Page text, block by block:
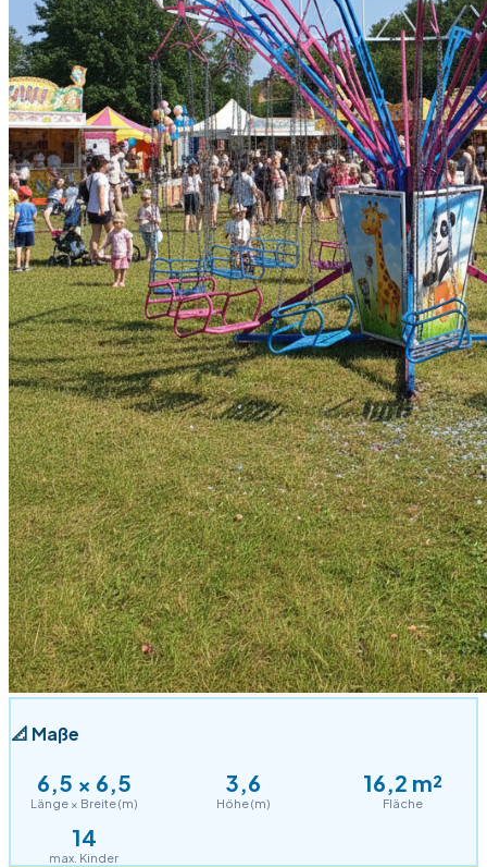
📐 Maße
6,5 × 6,5
Länge × Breite (m)
3,6
Höhe (m)
16,2 m²
Fläche
14
max. Kinder